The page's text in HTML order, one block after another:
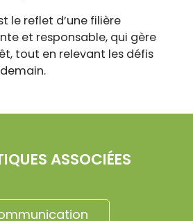
le reflet d’une filière
et responsable, qui gère
tout en relevant les défis
ASSOCIÉES